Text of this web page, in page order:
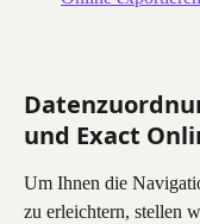
und Exact
Um Ihnen die
zu erleichtern, stellen